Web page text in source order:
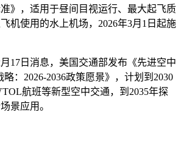
》，适用于昼间目视运行、最大起飞质
机使用的水上机场，2026年3月1日起施
17日消息，美国交通部发布《先进空中
：2026-2036政策愿景》，计划到2030
航班等新型空中交通，到2035年探
景应用。